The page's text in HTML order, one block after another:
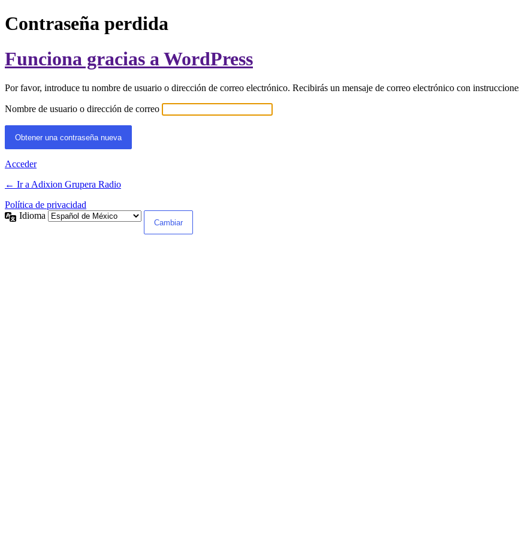
Contraseña perdida
Funciona gracias a WordPress
Por favor, introduce tu nombre de usuario o dirección de correo electrónico. Recibirás un mensaje de correo electrónico con
Nombre de usuario o dirección de correo
Acceder
← Ir a Adixion Grupera Radio
Política de privacidad
Idioma